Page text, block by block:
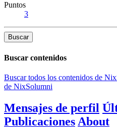
Puntos
3
Buscar
Buscar contenidos
Buscar todos los contenidos de
de NixSolumni
Mensajes de perfil
Publicaciones About